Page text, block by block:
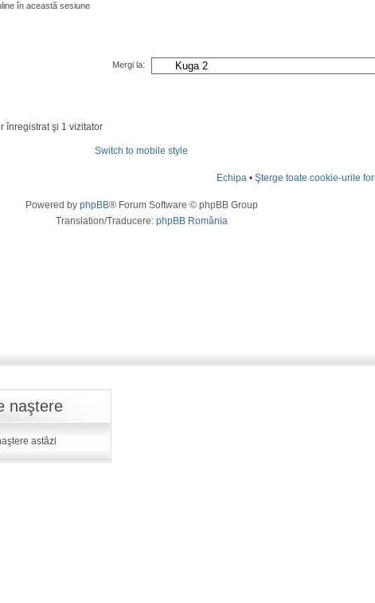
în această sesiune
Mergi la:
înregistrat şi 1 vizitator
Switch to mobile style
Echipa •Şterge toate cookie-urile
Powered by phpBB® Forum Software © phpBB Group
Translation/Traducere: phpBB România
naştere
astăzi